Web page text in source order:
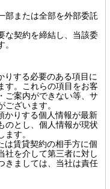
部または全部を外部委託
な契約を締結し、当該委
りする必要のある項目に
す。これらの項目をお客
ご案内ができない等、サ
ざいます。
かりする個人情報が最新
のとし、個人情報が現状
す。
は賃貸契約の相手方に個
社を介して第三者に対し
きましては、当社は責任